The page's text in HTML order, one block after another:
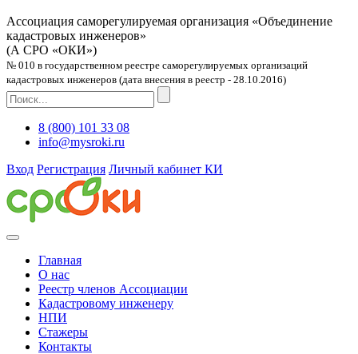
Ассоциация саморегулируемая организация «Объединение
кадастровых инженеров»
(А СРО «ОКИ»)
№ 010 в государственном реестре саморегулируемых организаций
кадастровых инженеров (дата внесения в реестр - 28.10.2016)
8 (800) 101 33 08
info@mysroki.ru
Вход Регистрация Личный кабинет КИ
Главная
О нас
Реестр членов Ассоциации
Кадастровому инженеру
НПИ
Стажеры
Контакты